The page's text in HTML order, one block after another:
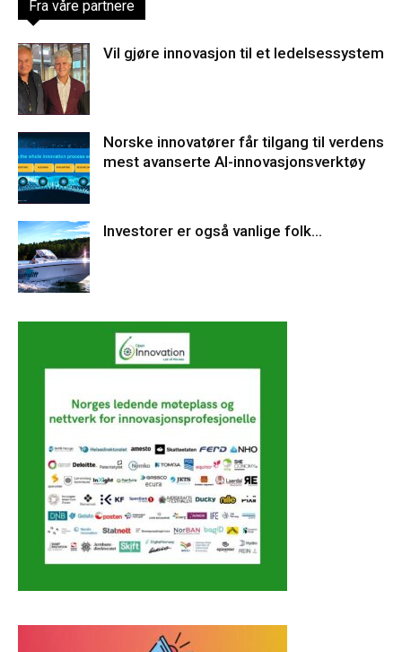
Fra våre partnere
Vil gjøre innovasjon til et ledelsessystem
Norske innovatører får tilgang til verdens
mest avanserte AI-innovasjonsverktøy
Investorer er også vanlige folk…